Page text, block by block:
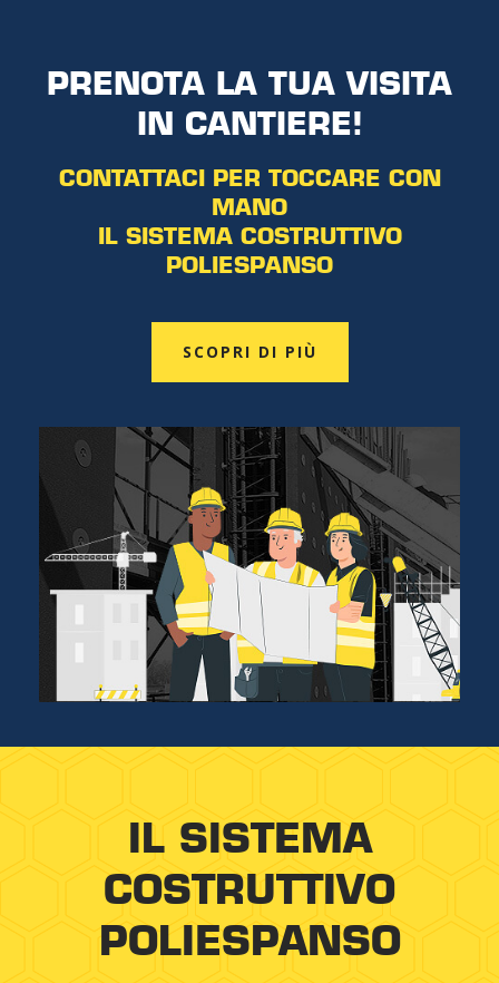
PRENOTA LA TUA VISITA
IN CANTIERE!
CONTATTACI PER TOCCARE CON
MANO
IL SISTEMA COSTRUTTIVO
POLIESPANSO
SCOPRI DI PIÙ
IL SISTEMA
COSTRUTTIVO
POLIESPANSO